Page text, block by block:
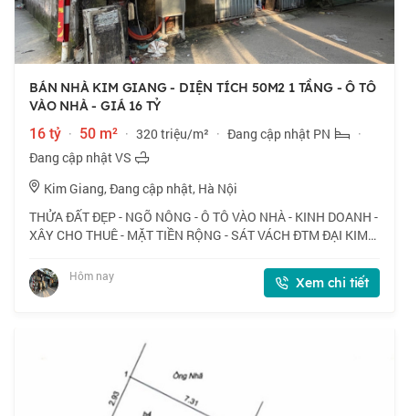
BÁN NHÀ KIM GIANG - DIỆN TÍCH 50M2 1 TẦNG - Ô TÔ
VÀO NHÀ - GIÁ 16 TỶ
16 tỷ · 50 m² · 320 triệu/m² · Đang cập nhật PN
·
Đang cập nhật VS
Kim Giang, Đang cập nhật, Hà Nội
THỬA ĐẤT ĐẸP - NGÕ NÔNG - Ô TÔ VÀO NHÀ - KINH DOANH -
XÂY CHO THUÊ - MẶT TIỀN RỘNG - SÁT VÁCH ĐTM ĐẠI KIM
vào nhà. 🏠 50m2 x 1 tầng, mặt tiền
Hôm nay Xem chi tiết